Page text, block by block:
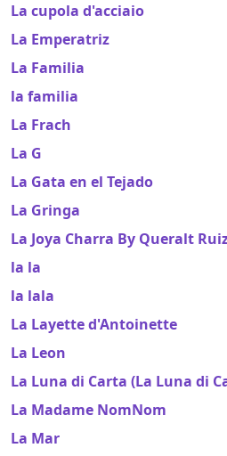
La cupola d'acciaio
La Emperatriz
La Familia
la familia
La Frach
La G
La Gata en el Tejado
La Gringa
La Joya Charra By Queralt
la la
la lala
La Layette d'Antoinette
La Leon
La Luna di Carta (La Luna di
La Madame NomNom
La Mar